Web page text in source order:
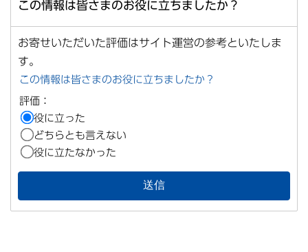
この情報は皆さまのお役に立ちましたか？
お寄せいただいた評価はサイト運営の参考といたしま
す。
この情報は皆さまのお役に立ちましたか？
評価：
役に立った
どちらとも言えない
役に立たなかった